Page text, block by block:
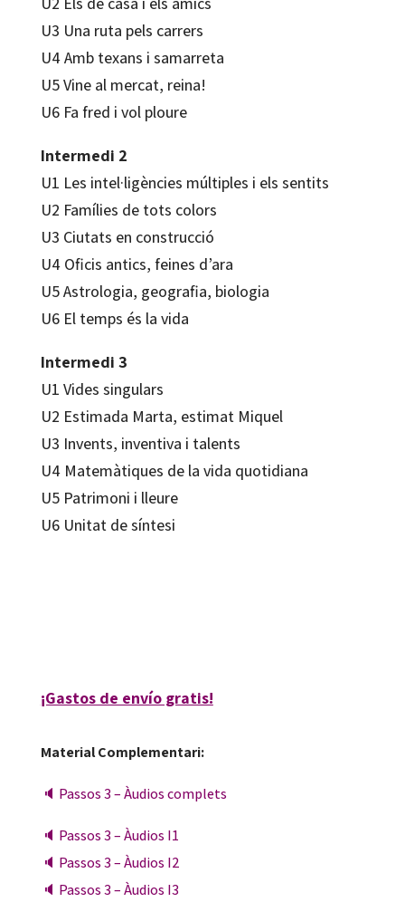
U3 Una ruta pels carrers
U4 Amb texans i samarreta
U5 Vine al mercat, reina!
U6 Fa fred i vol ploure
Intermedi 2
U1 Les intel·ligències múltiples i els sentits
U2 Famílies de tots colors
U3 Ciutats en construcció
U4 Oficis antics, feines d’ara
U5 Astrologia, geografia, biologia
U6 El temps és la vida
Intermedi 3
U1 Vides singulars
U2 Estimada Marta, estimat Miquel
U3 Invents, inventiva i talents
U4 Matemàtiques de la vida quotidiana
U5 Patrimoni i lleure
U6 Unitat de síntesi
¡Gastos de envío gratis!
Material Complementari:
🔈 Passos 3 – Àudios complets
🔈 Passos 3 – Àudios I1
🔈 Passos 3 – Àudios I2
🔈 Passos 3 – Àudios I3